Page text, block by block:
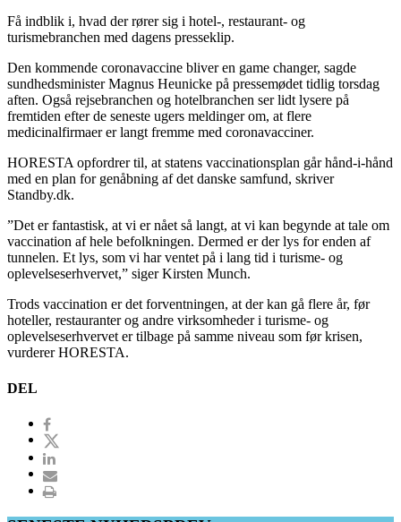
Få indblik i, hvad der rører sig i hotel-, restaurant- og
turismebranchen med dagens presseklip.
Den kommende coronavaccine bliver en game changer, sagde
sundhedsminister Magnus Heunicke på pressemødet tidlig torsdag
aften. Også rejsebranchen og hotelbranchen ser lidt lysere på
fremtiden efter de seneste ugers meldinger om, at flere
medicinalfirmaer er langt fremme med coronavacciner.
HORESTA opfordrer til, at statens vaccinationsplan går hånd-i-hånd
med en plan for genåbning af det danske samfund, skriver
Standby.dk.
”Det er fantastisk, at vi er nået så langt, at vi kan begynde at tale om
vaccination af hele befolkningen. Dermed er der lys for enden af
tunnelen. Et lys, som vi har ventet på i lang tid i turisme- og
oplevelseserhvervet,” siger Kirsten Munch.
Trods vaccination er det forventningen, at der kan gå flere år, før
hoteller, restauranter og andre virksomheder i turisme- og
oplevelseserhvervet er tilbage på samme niveau som før krisen,
vurderer HORESTA.
DEL